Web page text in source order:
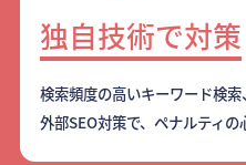
独自技術で対策
検索頻度の高いキーワード検
外部SEO対策で、ペナルティの